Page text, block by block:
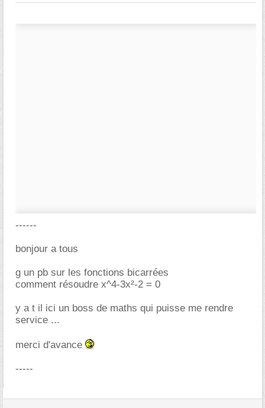
------
bonjour a tous
g un pb sur les fonctions bicarrées
comment résoudre x^4-3x²-2 = 0
y a t il ici un boss de maths qui puisse me rendre
service ...
merci d'avance
-----